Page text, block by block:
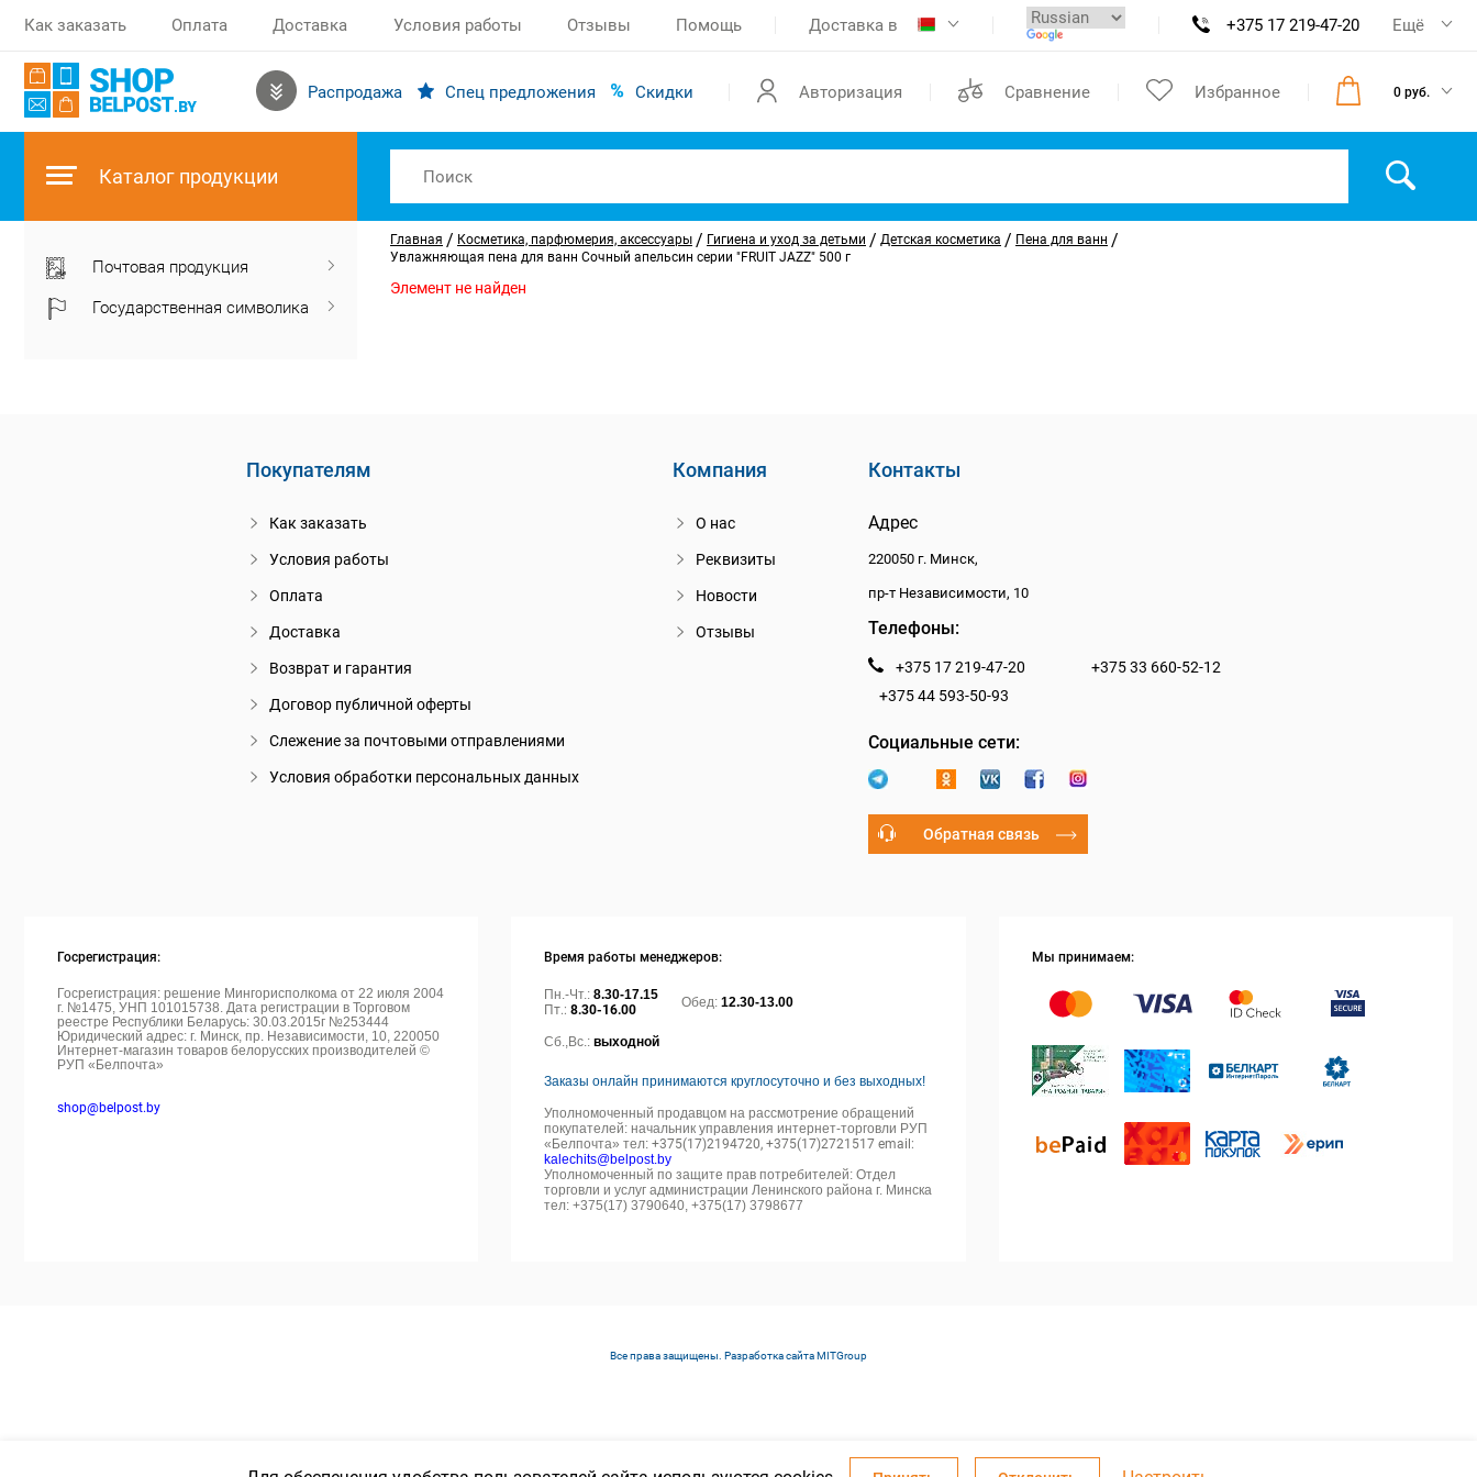
Как заказать Оплата Доставка Условия работы Отзывы Помощь Доставка в +375 17 219-47-20 Ещё
Распродажа Спец предложения Скидки Авторизация Сравнение Избранное 0 руб.
Каталог продукции
Почтовая продукция
Государственная символика
Главная / Косметика, парфюмерия, аксессуары / Гигиена и уход за детьми / Детская косметика / Пена для ванн /
Увлажняющая пена для ванн Сочный апельсин серии "FRUIT JAZZ" 500 г
Элемент не найден
Покупателям
Как заказать
Условия работы
Оплата
Доставка
Возврат и гарантия
Договор публичной оферты
Слежение за почтовыми отправлениями
Условия обработки персональных данных
Компания
О нас
Реквизиты
Новости
Отзывы
Контакты
Адрес
220050 г. Минск,
пр-т Независимости, 10
Телефоны:
+375 17 219-47-20
+375 33 660-52-12
+375 44 593-50-93
Социальные сети:
Обратная связь
Госрегистрация:
Госрегистрация: решение Мингорисполкома от 22 июля 2004
г. №1475, УНП 101015738. Дата регистрации в Торговом
реестре Республики Беларусь: 30.03.2015г №253444
Юридический адрес: г. Минск, пр. Независимости, 10, 220050
Интернет-магазин товаров белорусских производителей ©
РУП «Белпочта»
shop@belpost.by
Время работы менеджеров:
Пн.-Чт.:8.30-17.15
Пт.:8.30-16.00 Обед:12.30-13.00
Сб.,Вс.:выходной
Заказы онлайн принимаются круглосуточно и без выходных!
Уполномоченный продавцом на рассмотрение обращений
покупателей: начальник управления интернет-торговли РУП
«Белпочта» тел:+375(17)2194720, +375(17)2721517 email:
kalechits@belpost.by
Уполномоченный по защите прав потребителей: Отдел
торговли и услуг администрации Ленинского района г. Минска
тел: +375(17) 3790640, +375(17) 3798677
Мы принимаем:
Все права защищены. Разработка сайтаMITGroup